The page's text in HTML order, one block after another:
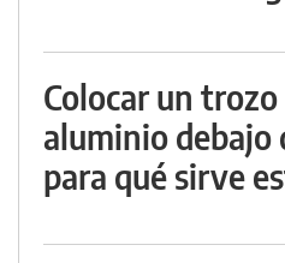
Colocar un
aluminio debajo
para qué sirve